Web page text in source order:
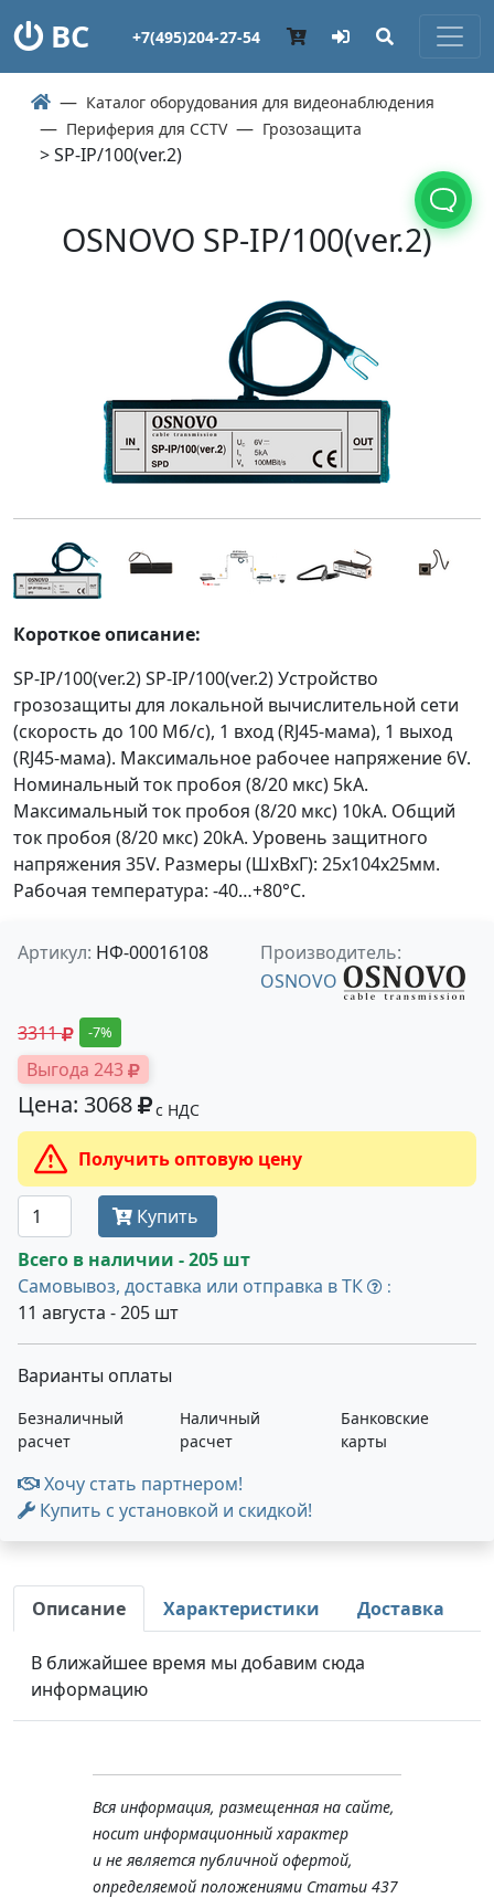
ВС +7(495)204-27-54
Каталог оборудования для видеонаблюдения
Периферия для CCTV
Грозозащита
> SP-IP/100(ver.2)
OSNOVO SP-IP/100(ver.2)
Короткое описание:
SP-IP/100(ver.2) SP-IP/100(ver.2) Устройство
грозозащиты для локальной вычислительной сети
(скорость до 100 Мб/с), 1 вход (RJ45-мама), 1 выход
(RJ45-мама). Максимальное рабочее напряжение 6V.
Номинальный ток пробоя (8/20 мкс) 5kA.
Максимальный ток пробоя (8/20 мкс) 10kA. Общий
ток пробоя (8/20 мкс) 20kA. Уровень защитного
напряжения 35V. Размеры (ШxВxГ): 25x104x25мм.
Рабочая температура: -40…+80°С.
Артикул: НФ-00016108
Производитель:
OSNOVO
3311 -7%
Выгода 243
Цена: 3068 с НДС
Получить оптовую цену
Купить
Всего в наличии - 205 шт
Самовывоз, доставка или отправка в ТК
:
11 августа - 205 шт
Варианты оплаты
Безналичный
расчет
Наличный
расчет
Банковские
карты
Хочу стать партнером!
Купить с установкой и скидкой!
Описание Характеристики Доставка
В ближайшее время мы добавим сюда
информацию
Вся информация, размещенная на сайте,
носит информационный характер
и не является публичной офертой,
определяемой положениями Статьи 437